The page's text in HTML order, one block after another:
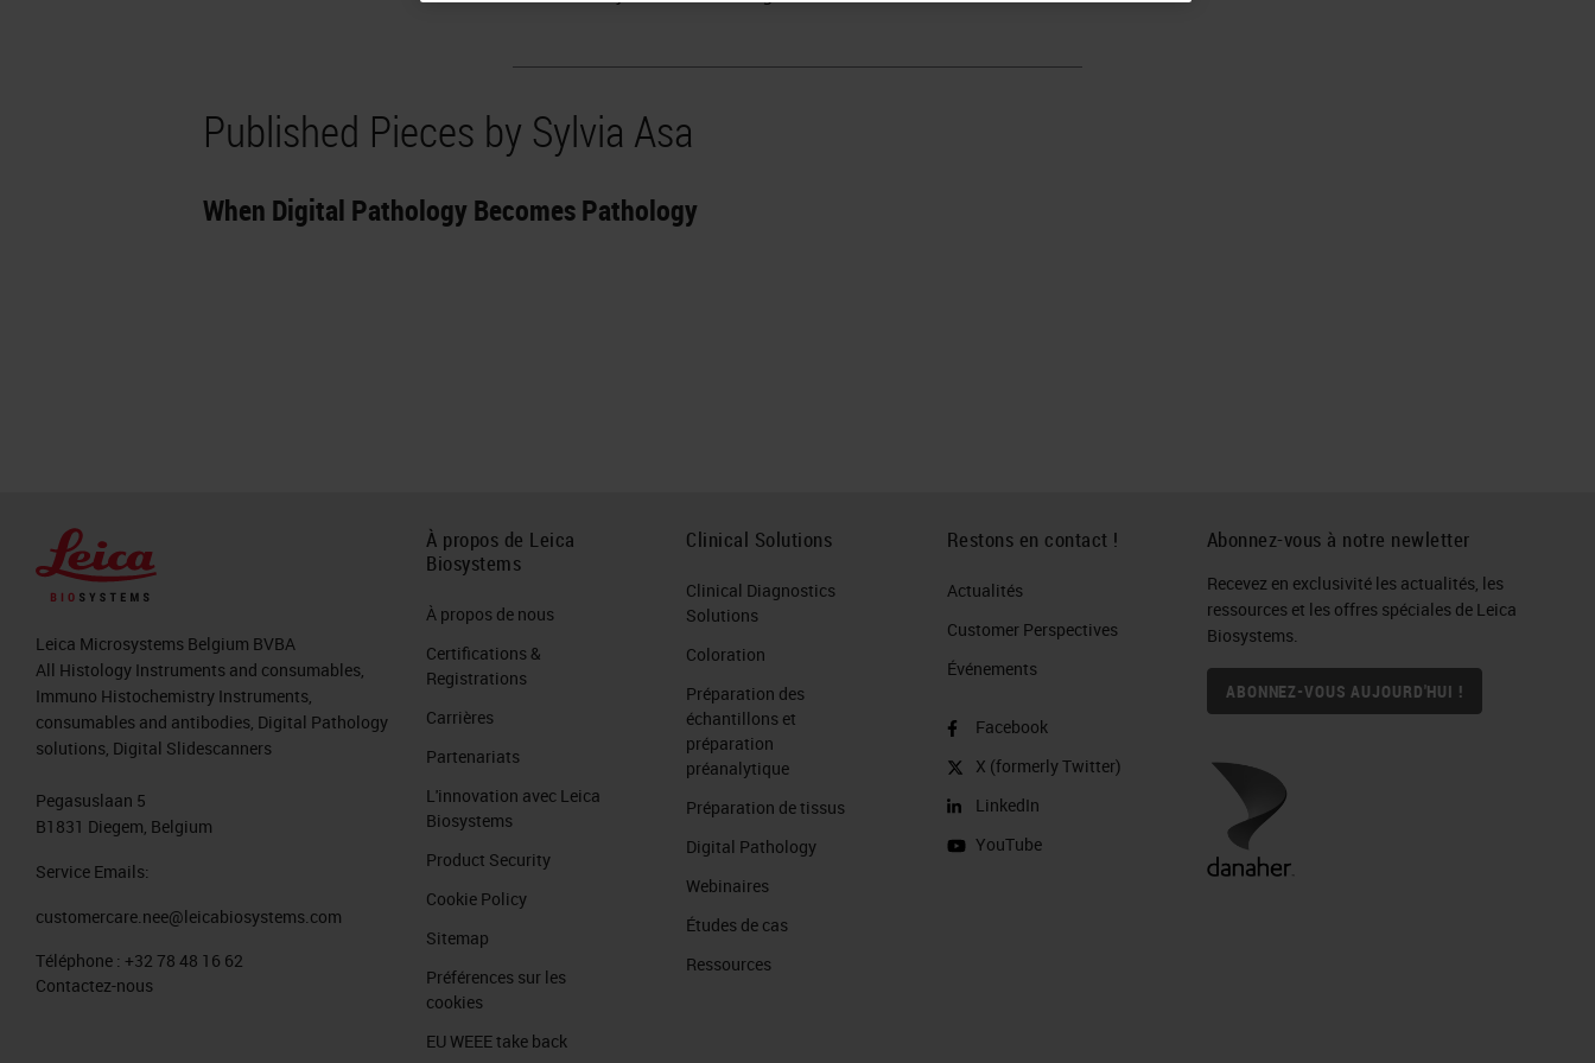
Published Pieces by Sylvia Asa
When Digital Pathology Becomes Pathology
Leica Microsystems Belgium BVBA
All Histology Instruments and consumables,
Immuno Histochemistry Instruments,
consumables and antibodies, Digital Pathology
solutions, Digital Slidescanners
Pegasuslaan 5
B1831 Diegem, Belgium
Service Emails:
customercare.nee@leicabiosystems.com
Téléphone : +32 78 48 16 62
Contactez-nous
À propos de Leica
Biosystems
À propos de nous
Certifications &
Registrations
Carrières
Partenariats
L'innovation avec Leica
Biosystems
Product Security
Cookie Policy
Sitemap
Préférences sur les
cookies
EU WEEE take back
Clinical Solutions
Clinical Diagnostics
Solutions
Coloration
Préparation des
échantillons et
préparation
préanalytique
Préparation de tissus
Digital Pathology
Webinaires
Études de cas
Ressources
Restons en contact !
Actualités
Customer Perspectives​
Événements
Facebook
X (formerly Twitter)
LinkedIn
YouTube
Abonnez-vous à notre newletter
Recevez en exclusivité les actualités, les
ressources et les offres spéciales de Leica
Biosystems.
ABONNEZ-VOUS AUJOURD'HUI !